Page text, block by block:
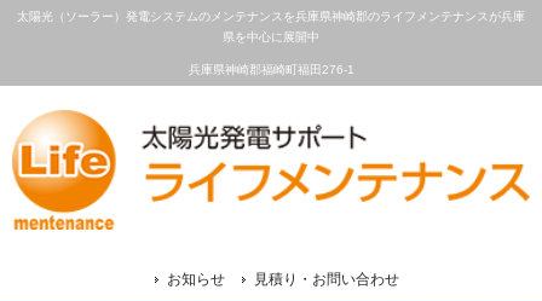
太陽光（ソーラー）発電システムのメンテナンスを兵庫県神崎郡のライフメンテナンスが兵庫
県を中心に展開中
兵庫県神崎郡福崎町福田276-1
お知らせ 見積り・お問い合わせ